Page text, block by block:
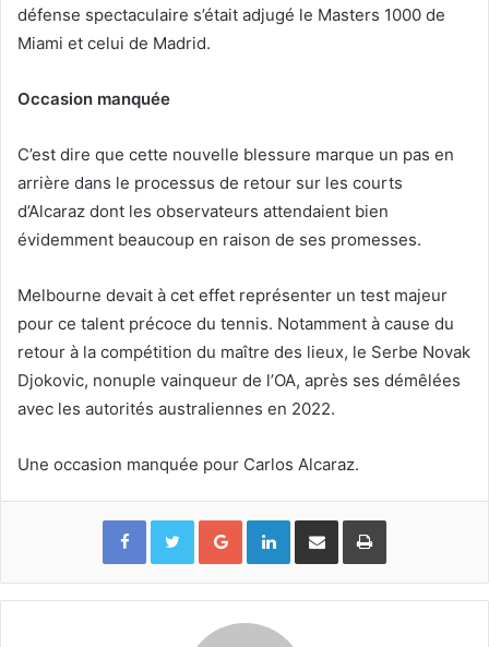
défense spectaculaire s’était adjugé le Masters 1000 de
Miami et celui de Madrid.
Occasion manquée
C’est dire que cette nouvelle blessure marque un pas en
arrière dans le processus de retour sur les courts
d’Alcaraz dont les observateurs attendaient bien
évidemment beaucoup en raison de ses promesses.
Melbourne devait à cet effet représenter un test majeur
pour ce talent précoce du tennis. Notamment à cause du
retour à la compétition du maître des lieux, le Serbe Novak
Djokovic, nonuple vainqueur de l’OA, après ses démêlées
avec les autorités australiennes en 2022.
Une occasion manquée pour Carlos Alcaraz.
Google+LinkedinPartager par email Imprimer